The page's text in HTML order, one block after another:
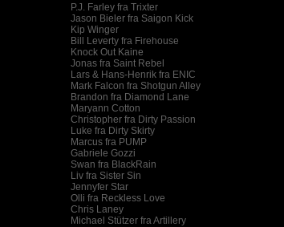
P.J. Farley fra Trixter
Jason Bieler fra Saigon Kick
Kip Winger
Bill Leverty fra Firehouse
Knock Out Kaine
Jonas fra Saint Rebel
Lars & Hans-Henrik fra ENIC
Mark Falcon fra Shotgun Alley
Brandon fra Diamond Lane
Maryann Cotton
Christopher fra Dirty Passion
Luke fra Dirty Skirty
Marcus fra PUMP
Gabriele Gozzi
Swan fra BlackRain
Liv fra Sister Sin
Jennyfer Star
Olli fra Reckless Love
Chris Laney
Michael Stützer fra Artillery